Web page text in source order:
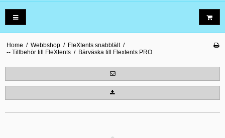
Home / Webbshop / FleXtents snabbtält /
-- Tillbehör till FleXtents / Bärväska till Flextents PRO